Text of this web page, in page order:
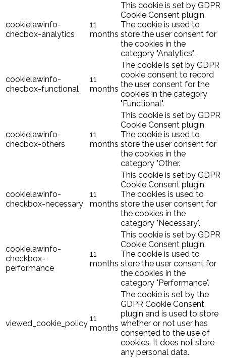
cookielawinfo-
checbox-analytics
11
months
This cookie is set by GDPR
Cookie Consent plugin.
The cookie is used to
store the user consent for
the cookies in the
category "Analytics".
cookielawinfo-
checbox-functional
11
months
The cookie is set by GDPR
cookie consent to record
the user consent for the
cookies in the category
"Functional".
cookielawinfo-
checbox-others
11
months
This cookie is set by GDPR
Cookie Consent plugin.
The cookie is used to
store the user consent for
the cookies in the
category "Other.
cookielawinfo-
checkbox-necessary
11
months
This cookie is set by GDPR
Cookie Consent plugin.
The cookies is used to
store the user consent for
the cookies in the
category "Necessary".
cookielawinfo-
checkbox-
performance
11
months
This cookie is set by GDPR
Cookie Consent plugin.
The cookie is used to
store the user consent for
the cookies in the
category "Performance".
viewed_cookie_policy
11
months
The cookie is set by the
GDPR Cookie Consent
plugin and is used to store
whether or not user has
consented to the use of
cookies. It does not store
any personal data.